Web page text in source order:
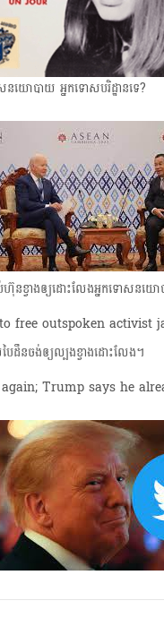
យោបាយ ​អ្នកទោសបរិដ្ឋានទេ?
ហ៊ុនខ្វាងឲ្យដោះលែងអ្នកទោសនយ
ៃដឹនចង់ឲ្យល្បងខ្វាងដោះលែង។
Trump says he